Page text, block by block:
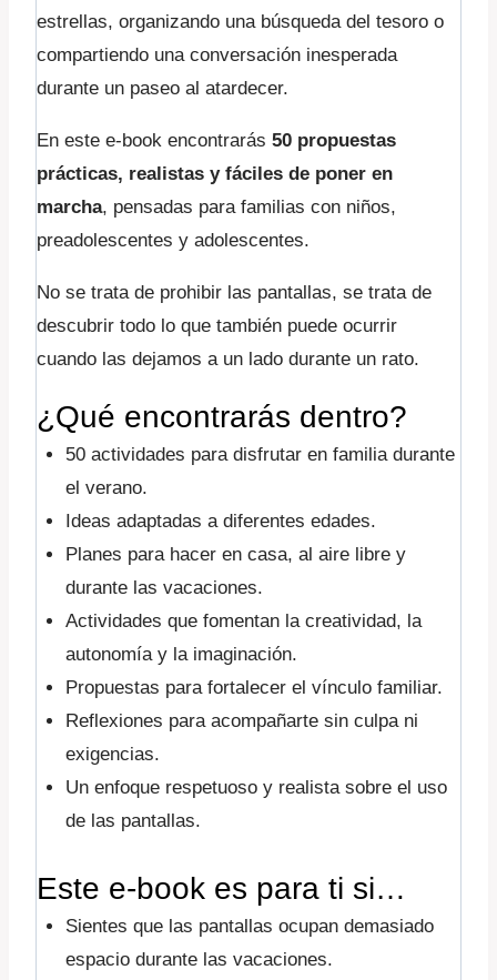
estrellas, organizando una búsqueda del tesoro o
compartiendo una conversación inesperada
durante un paseo al atardecer.
En este e-book encontrarás 50 propuestas
prácticas, realistas y fáciles de poner en
marcha, pensadas para familias con niños,
preadolescentes y adolescentes.
No se trata de prohibir las pantallas, se trata de
descubrir todo lo que también puede ocurrir
cuando las dejamos a un lado durante un rato.
¿Qué encontrarás dentro?
50 actividades para disfrutar en familia durante
el verano.
Ideas adaptadas a diferentes edades.
Planes para hacer en casa, al aire libre y
durante las vacaciones.
Actividades que fomentan la creatividad, la
autonomía y la imaginación.
Propuestas para fortalecer el vínculo familiar.
Reflexiones para acompañarte sin culpa ni
exigencias.
Un enfoque respetuoso y realista sobre el uso
de las pantallas.
Este e-book es para ti si…
Sientes que las pantallas ocupan demasiado
espacio durante las vacaciones.